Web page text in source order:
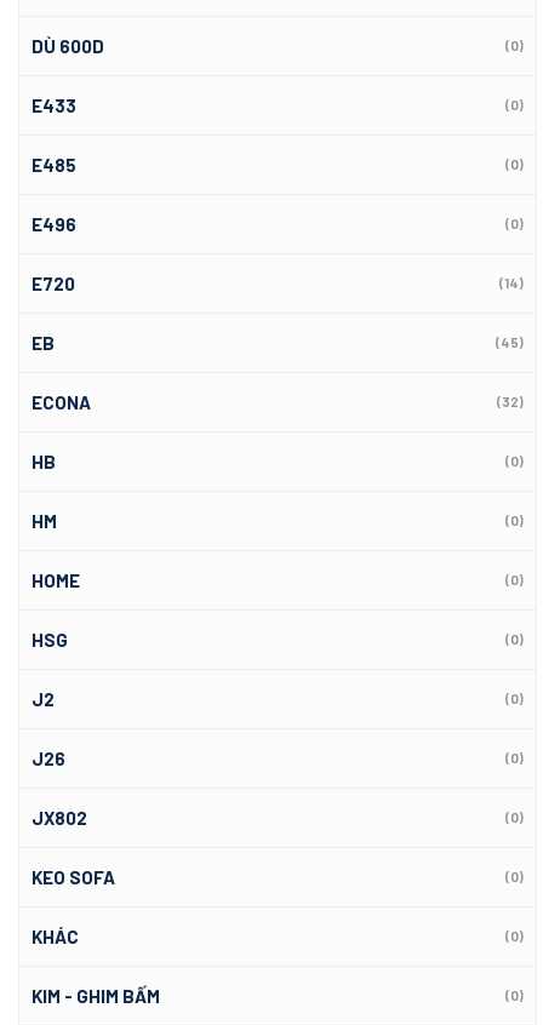
DÙ 600D (0)
E433 (0)
E485 (0)
E496 (0)
E720 (14)
EB (45)
ECONA (32)
HB (0)
HM (0)
HOME (0)
HSG (0)
J2 (0)
J26 (0)
JX802 (0)
KEO SOFA (0)
KHÁC (0)
KIM - GHIM BẤM (0)